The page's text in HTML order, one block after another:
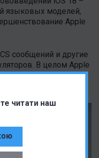
читати наш
языковых моделей,
Apple
сообщений и другие
В целом Apple
большим